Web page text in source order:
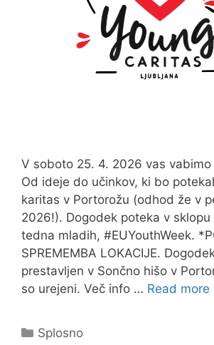
V soboto 25. 4. 2026 vas
Od ideje do učinkov, ki bo
karitas v Portorožu (odhod že v
2026!). Dogodek poteka v sklopu
tedna mladih, #EUYouthWeek.
SPREMEMBA LOKACIJE.
prestavljen v Sončno hišo v
so urejeni. Več info … Read more
Categories
Splosno